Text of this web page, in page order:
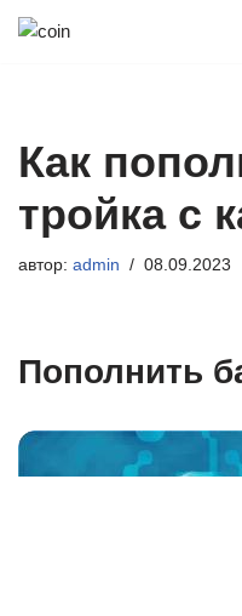
Как
тройка с
автор: admin 08.09.2023
Пополнить